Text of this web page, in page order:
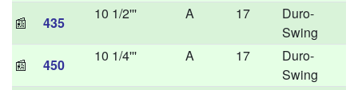
📰 435
10 1/2''' A 17
Duro-
Swing
📰 450
10 1/4''' A 17
Duro-
Swing